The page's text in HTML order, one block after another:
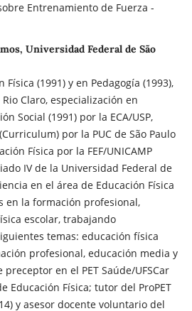
Entrenamiento de Fuerza -
Universidad Federal de São
Física (1991) y en Pedagogía (1993),
Claro, especialización en
Social (1991) por la ECA/USP,
por la PUC de São Paulo
Física por la FEF/UNICAMP
IV de la Universidad Federal de
en el área de Educación Física
en la formación profesional,
escolar, trabajando
temas: educación física
profesional, educación media y
en el PET Saúde/UFSCar
Educación Física; tutor del ProPET
y asesor docente voluntario del